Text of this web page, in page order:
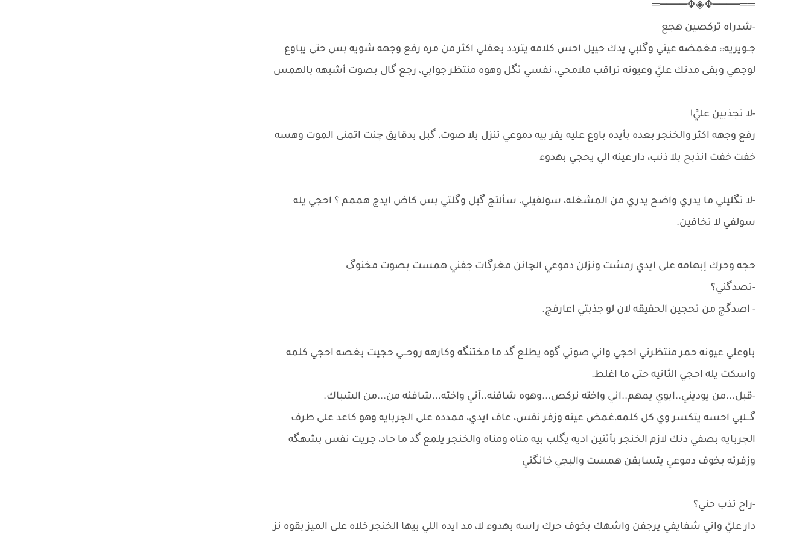
══━━━━✥◈✥━━━━═
-شدراه تركصين هجع
جــويريه:: مغمضه عيني وگلبي يدك حييل احس كلامه يتردد بعقلي اكثر من مره رفع وجهه شويه بس حتى يباوع
لوجهي وبقى مدنك عليَّ وعيونه تراقب ملامحي، نفسي ثگل وهوه منتظر جوابي، رجع گال بصوت أشبهه بالهمس
-لا تجذبين عليَّ!
رفع وجهه اكثر والخنجر بعده بأيده باوع عليه يفر بيه دموعي تنزل بلا صوت، گبل بدقايق چنت اتمنى الموت وهسه
خفت خفت انذبح بلا ذنب، دار عينه الي يحجي بهدوء
-لا تگليلي ما يدري واضح يدري من المشغله، سولفيلي، سألتج گبل وگلتي بس كاض ايدج هممم ؟ احجي يله
سولفي لا تخافين.
حجه وحرك إبهامه على ايدي رمشت ونزلن دموعي الچانن مغرگات جفني همست بصوت مخنوگ
-تصدگني؟
- اصدگج من تحجين الحقيقه لان لو جذبتي اعارفج.
باوعلي عيونه حمر منتظرني احجي واني صوتي گوه يطلع گد ما مختنگه وكارهه روحـــي حجيت بغصه احجي كلمه
واسكت يله احجي الثانيه حتى ما اغلط.
-قبل...من يوديني..ابوي يمهم..اني واخته نركص...وهوه شافنه..آني واخته...شافنه من...من الشباك.
گـــلبي احسه يتكسر وي كل كلمه،غمض عينه وزفر نفس، عاف ايدي، ممدده على الچربايه وهو كاعد على طرف
الچربايه بصفي دنك لازم الخنجر بأثنين اديه يگلب بيه مناه ومناه والخنجر يلمع گد ما حاد، جريت نفس بشهگه
وزفرته بخوف دموعي يتسابقن همست والبجي خانگني
-راح تذب حني؟
دار عليَّ واني شفايفي يرجفن واشهك بخوف حرك راسه بهدوء لا، مد ايده اللي بيها الخنجر خلاه على الميز بقوه نز